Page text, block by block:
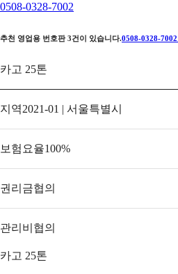
0508-0328-7002
추천 영업용 번호판 3건이 있습니다.0508-0328-7002
카고 25톤
지역2021-01 | 서울특별시
보험요율100%
권리금협의
관리비 협의
카고 25톤